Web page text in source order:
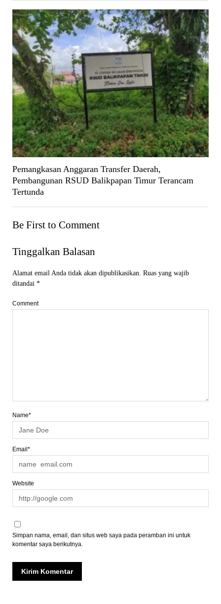
Pemangkasan Anggaran Transfer Daerah,
Pembangunan RSUD Balikpapan Timur Terancam
Tertunda
Be First to Comment
Tinggalkan Balasan
Alamat email Anda tidak akan dipublikasikan. Ruas yang wajib
ditandai *
Comment
Name*
Email*
Website
Simpan nama, email, dan situs web saya pada peramban ini untuk
komentar saya berikutnya.